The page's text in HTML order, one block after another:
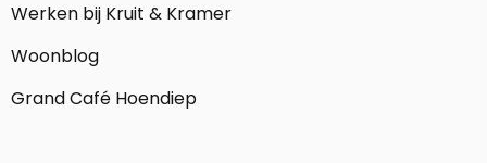
Werken bij Kruit & Kramer
Woonblog
Grand Café Hoendiep